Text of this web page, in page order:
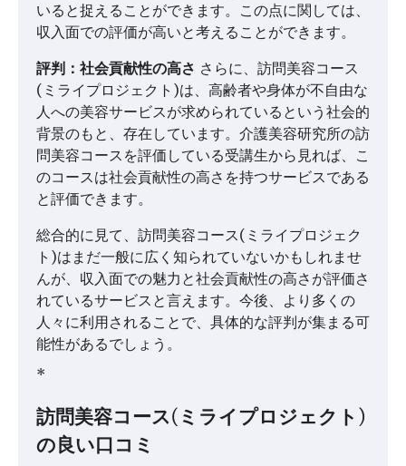
いると捉えることができます。この点に関しては、
収入面での評価が高いと考えることができます。
評判：社会貢献性の高さ さらに、訪問美容コース
(ミライプロジェクト)は、高齢者や身体が不自由な
人への美容サービスが求められているという社会的
背景のもと、存在しています。介護美容研究所の訪
問美容コースを評価している受講生から見れば、こ
のコースは社会貢献性の高さを持つサービスである
と評価できます。
総合的に見て、訪問美容コース(ミライプロジェク
ト)はまだ一般に広く知られていないかもしれませ
んが、収入面での魅力と社会貢献性の高さが評価さ
れているサービスと言えます。今後、より多くの
人々に利用されることで、具体的な評判が集まる可
能性があるでしょう。
*
訪問美容コース(ミライプロジェクト)
の良い口コミ